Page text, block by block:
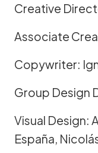
Creative
Associate
Copywriter:
Group Design
Visual Design:
España,